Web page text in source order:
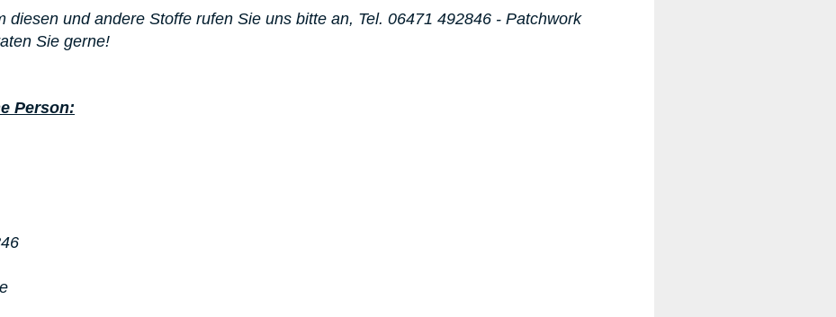
diesen und andere Stoffe rufen Sie uns bitte an, Tel. 06471 492846 - Patchwork
Sie gerne!
Person: